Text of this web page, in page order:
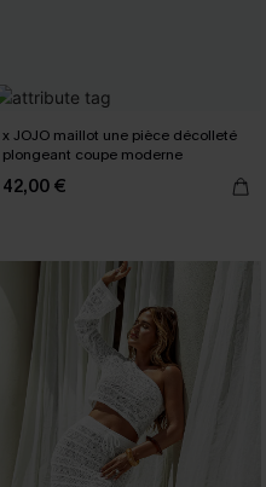
x JOJO maillot une pièce décolleté
plongeant coupe moderne
42,00 €